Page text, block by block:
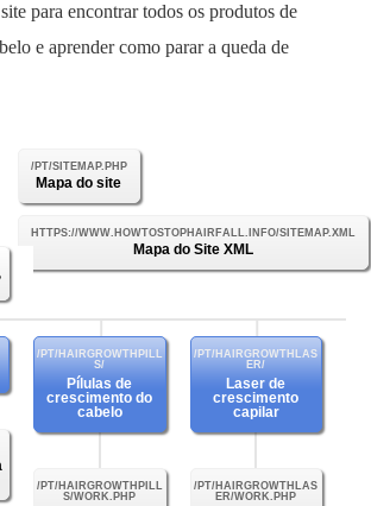
para encontrar todos os produtos de
e aprender como parar a queda de
Mapa do site
Mapa do Site XML
Pílulas de
crescimento do
cabelo
Laser de
crescimento
capilar